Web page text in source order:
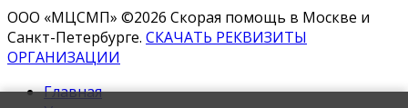
ООО «МЦСМП» ©2026 Скорая помощь в Москве и
Санкт-Петербурге. СКАЧАТЬ РЕКВИЗИТЫ
ОРГАНИЗАЦИИ
Главная